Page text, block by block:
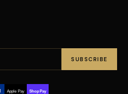
SUBSCRIBE
Apple Pay Shop Pay